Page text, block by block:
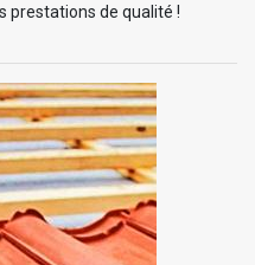
prestations de qualité !